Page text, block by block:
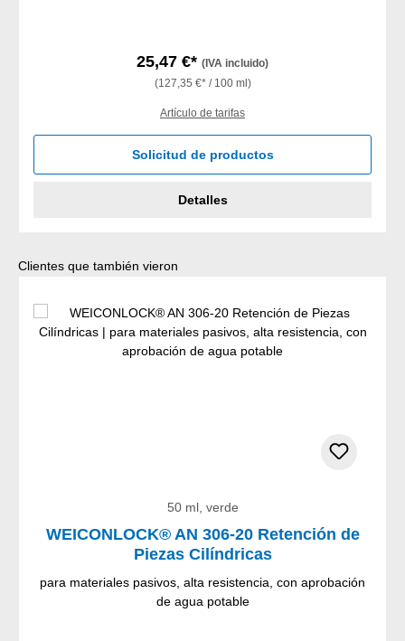
25,47 €* (IVA incluido)
(127,35 €* / 100 ml)
Artículo de tarifas
Solicitud de productos
Detalles
Omitir la galería de productos
Clientes que también vieron
50 ml, verde
WEICONLOCK® AN 306-20 Retención de
Piezas Cilíndricas
para materiales pasivos, alta resistencia, con aprobación
de agua potable